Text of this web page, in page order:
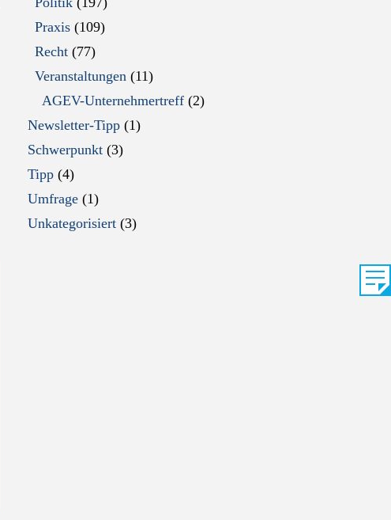
Praxis (109)
Recht (77)
Veranstaltungen (11)
AGEV-Unternehmertreff (2)
Newsletter-Tipp (1)
Schwerpunkt (3)
Tipp (4)
Umfrage (1)
Unkategorisiert (3)